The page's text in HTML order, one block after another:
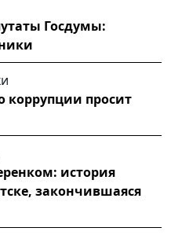
Госдумы:
коррупции просит
история
закончившаяся